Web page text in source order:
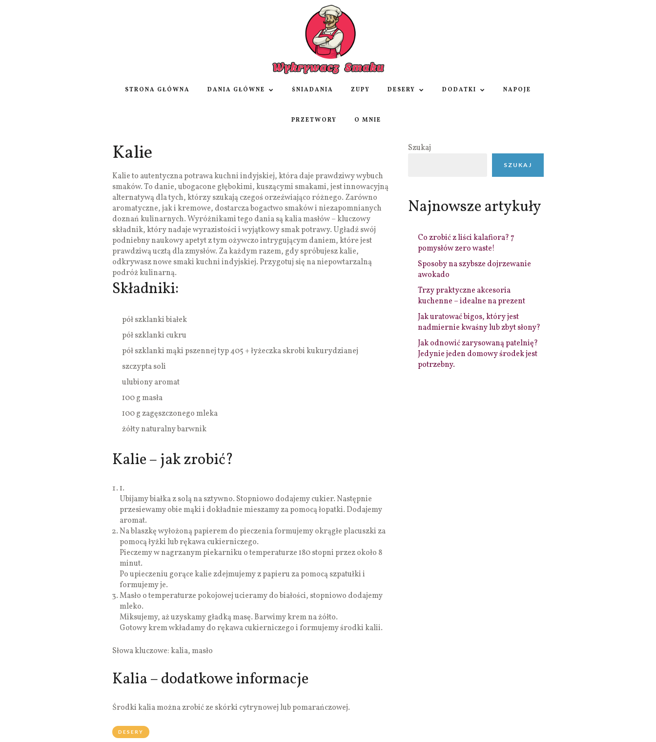
STRONA GŁÓWNA DANIA GŁÓWNE ŚNIADANIA ZUPY DESERY DODATKI NAPOJE
PRZETWORY O MNIE
Kalie
Kalie to autentyczna potrawa kuchni indyjskiej, która daje prawdziwy wybuch
smaków. To danie, ubogacone głębokimi, kuszącymi smakami, jest innowacyjną
alternatywą dla tych, którzy szukają czegoś orzeźwiająco różnego. Zarówno
aromatyczne, jak i kremowe, dostarcza bogactwo smaków i niezapomnianych
doznań kulinarnych. Wyróżnikami tego dania są kalia masłów – kluczowy
składnik, który nadaje wyrazistości i wyjątkowy smak potrawy. Ugładź swój
podniebny naukowy apetyt z tym ożywczo intrygującym daniem, które jest
prawdziwą ucztą dla zmysłów. Za każdym razem, gdy spróbujesz kalie,
odkrywasz nowe smaki kuchni indyjskiej. Przygotuj się na niepowtarzalną
podróż kulinarną.
Składniki:
pół szklanki białek
pół szklanki cukru
pół szklanki mąki pszennej typ 405 + łyżeczka skrobi kukurydzianej
szczypta soli
ulubiony aromat
100 g masła
100 g zagęszczonego mleka
żółty naturalny barwnik
Kalie – jak zrobić?
1.
Ubijamy białka z solą na sztywno. Stopniowo dodajemy cukier. Następnie
przesiewamy obie mąki i dokładnie mieszamy za pomocą łopatki. Dodajemy
aromat.
Na blaszkę wyłożoną papierem do pieczenia formujemy okrągłe placuszki za
pomocą łyżki lub rękawa cukierniczego.
Pieczemy w nagrzanym piekarniku o temperaturze 180 stopni przez około 8
minut.
Po upieczeniu gorące kalie zdejmujemy z papieru za pomocą szpatułki i
formujemy je.
Masło o temperaturze pokojowej ucieramy do białości, stopniowo dodajemy
mleko.
Miksujemy, aż uzyskamy gładką masę. Barwimy krem na żółto.
Gotowy krem wkładamy do rękawa cukierniczego i formujemy środki kalii.
Słowa kluczowe: kalia, masło
Kalia – dodatkowe informacje
Środki kalia można zrobić ze skórki cytrynowej lub pomarańczowej.
DESERY
Szukaj
SZUKAJ
Najnowsze artykuły
Co zrobić z liści kalafiora? 7
pomysłów zero waste!
Sposoby na szybsze dojrzewanie
awokado
Trzy praktyczne akcesoria
kuchenne – idealne na prezent
Jak uratować bigos, który jest
nadmiernie kwaśny lub zbyt słony?
Jak odnowić zarysowaną patelnię?
Jedynie jeden domowy środek jest
potrzebny.